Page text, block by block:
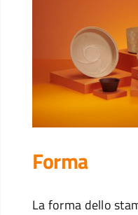
Forma
La forma dello